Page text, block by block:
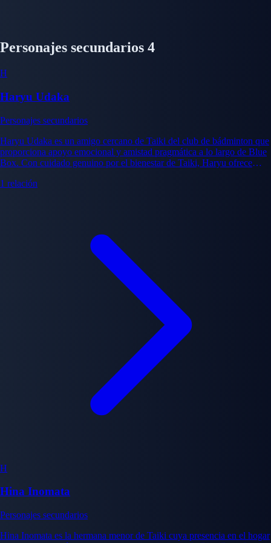
Personajes secundarios 4
H
Haryu Udaka
Personajes secundarios
Haryu Udaka es un amigo cercano de Taiki del club de bádminton que
proporciona apoyo emocional y amistad pragmática a lo largo de Blue
Box. Con cuidado genuino por el bienestar de Taiki, Haryu ofrece
sus propias búsquedas atléticas y desafíos personales. Su amistad ancla
1 relación
H
Hina Inomata
Personajes secundarios
Hina Inomata es la hermana menor de Taiki cuya presencia en el hogar